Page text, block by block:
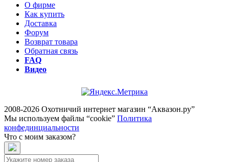
О фирме
Как купить
Доставка
Форум
Возврат товара
Обратная связь
FAQ
Видео
2008-2026 Охотничий интернет магазин “Аквазон.ру”
Мы используем файлы “cookie” Политика
конфединциальности
Что с моим заказом?